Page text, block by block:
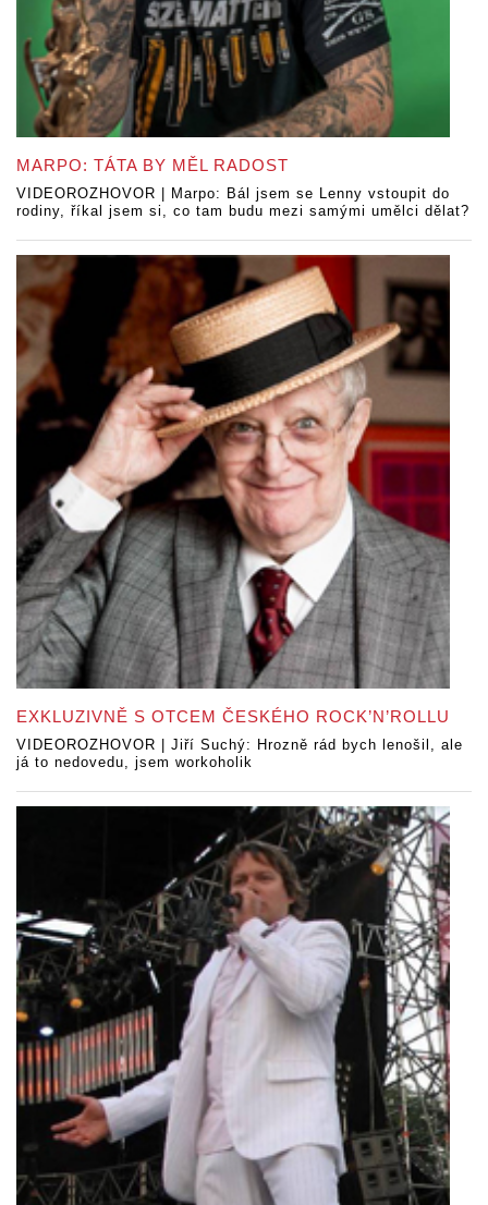
MARPO: TÁTA BY MĚL RADOST
VIDEOROZHOVOR | Marpo: Bál jsem se Lenny vstoupit do
rodiny, říkal jsem si, co tam budu mezi samými umělci dělat?
EXKLUZIVNĚ S OTCEM ČESKÉHO ROCK’N’ROLLU
VIDEOROZHOVOR | Jiří Suchý: Hrozně rád bych lenošil, ale
já to nedovedu, jsem workoholik